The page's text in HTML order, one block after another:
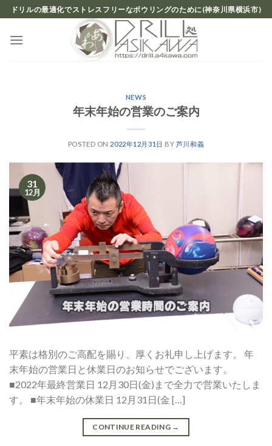
Skip
to
content
ドリルの最適化でストレスフリーなボウリングのために(神奈川県横浜市)
NEWS
年末年始の営業のご案内
POSTED ON 2022年12月31日 BY 芦川和義
31
12月
平素は格別のご高配を賜り、厚くお礼申し上げます。 年
末年始の営業日と休業日のお知らせでございます。
■2022年最終営業日 12月30日(金)まで全力で営業いたしま
す。 ■年末年始の休業日 12月31日(金 […]
CONTINUE READING →